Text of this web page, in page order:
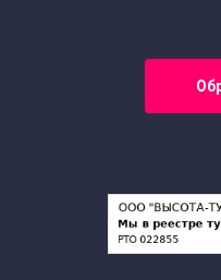
Места
Вечерние
Экскурсии по